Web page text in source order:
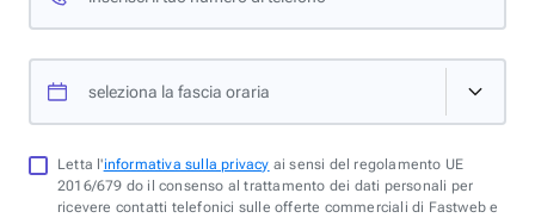
seleziona la fascia oraria
Letta l'informativa sulla privacy ai sensi del regolamento UE
2016/679 do il consenso al trattamento dei dati personali per
ricevere contatti telefonici sulle offerte commerciali di Fastweb e